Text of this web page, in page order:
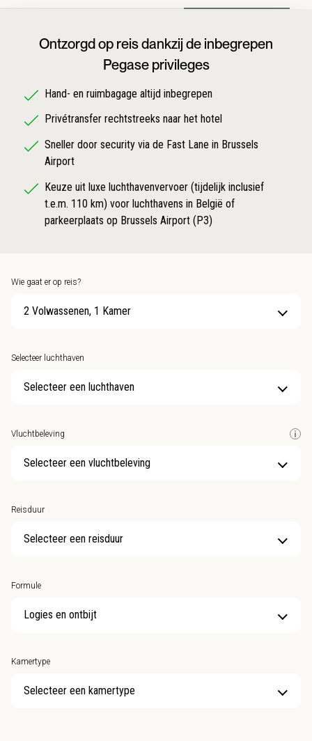
Ontzorgd op reis dankzij de inbegrepen
Pegase privileges
Hand- en ruimbagage altijd inbegrepen
Privétransfer rechtstreeks naar het hotel
Sneller door security via de Fast Lane in Brussels
Airport
Keuze uit luxe luchthavenvervoer (tijdelijk inclusief
t.e.m. 110 km) voor luchthavens in België of
parkeerplaats op Brussels Airport (P3)
Wie gaat er op reis?
2 Volwassenen, 1 Kamer
Selecteer luchthaven
Selecteer een luchthaven
Vluchtbeleving
Selecteer een vluchtbeleving
Reisduur
Selecteer een reisduur
Formule
Kamertype
Selecteer een kamertype